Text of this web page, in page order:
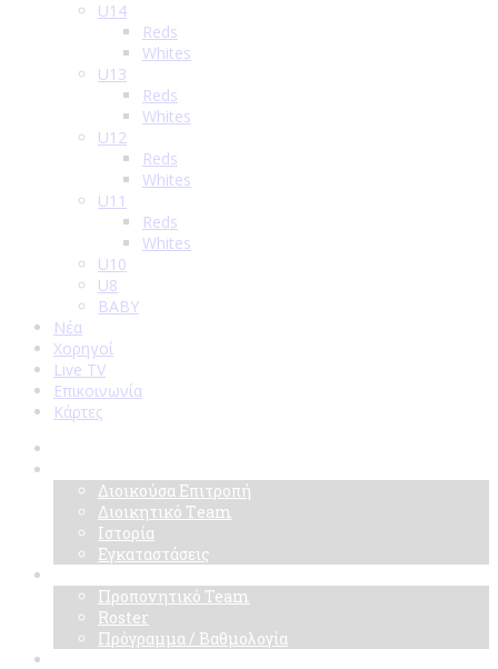
U14
Reds
Whites
U13
Reds
Whites
U12
Reds
Whites
U11
Reds
Whites
U10
U8
BABY
Νέα
Χορηγοί
Live TV
Επικοινωνία
Κάρτες
Διοικούσα Επιτροπή
Διοικητικό Τeam
Ιστορία
Εγκαταστάσεις
Προπονητικό Team
Roster
Πρόγραμμα / Βαθμολογία